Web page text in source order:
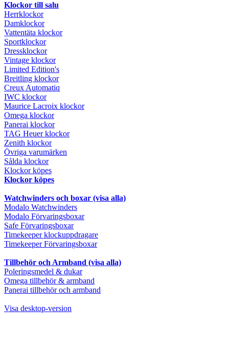
Klockor till salu
Herrklockor
Damklockor
Vattentäta klockor
Sportklockor
Dressklockor
Vintage klockor
Limited Edition's
Breitling klockor
Creux Automatiq
IWC klockor
Maurice Lacroix klockor
Omega klockor
Panerai klockor
TAG Heuer klockor
Zenith klockor
Övriga varumärken
Sålda klockor
Klockor köpes
Klockor köpes
Watchwinders och boxar (visa alla)
Modalo Watchwinders
Modalo Förvaringsboxar
Safe Förvaringsboxar
Timekeeper klockuppdragare
Timekeeper Förvaringsboxar
Tillbehör och Armband (visa alla)
Poleringsmedel & dukar
Omega tillbehör & armband
Panerai tillbehör och armband
Visa desktop-version